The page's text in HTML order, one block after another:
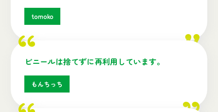
tomoko
ビニールは捨てずに再利用しています。
もんちっち